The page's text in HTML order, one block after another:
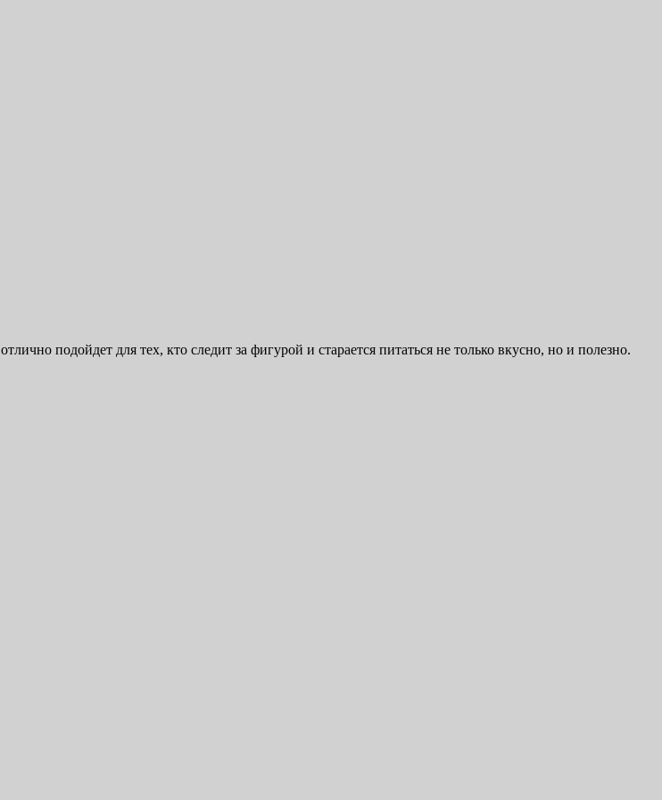
отлично подойдет для тех, кто следит за фигурой и старается питаться не только вкусно, но и полезно.